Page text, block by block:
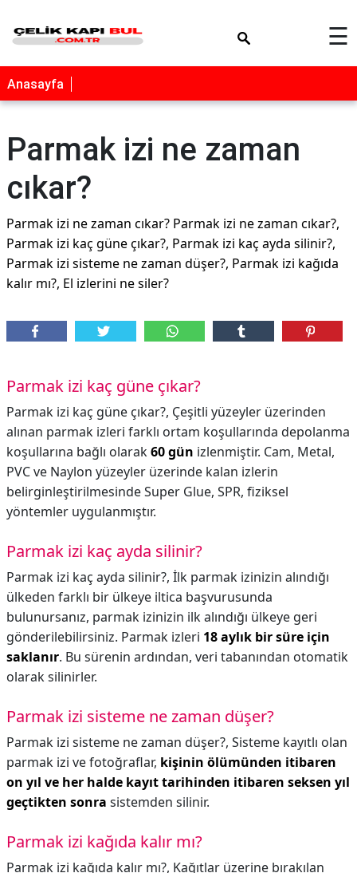
☰
Anasayfa
Parmak izi ne zaman
cıkar?
Parmak izi ne zaman cıkar? Parmak izi ne zaman cıkar?,
Parmak izi kaç güne çıkar?, Parmak izi kaç ayda silinir?,
Parmak izi sisteme ne zaman düşer?, Parmak izi kağıda
kalır mı?, El izlerini ne siler?
Parmak izi kaç güne çıkar?
Parmak izi kaç güne çıkar?, Çeşitli yüzeyler üzerinden
alınan parmak izleri farklı ortam koşullarında depolanma
koşullarına bağlı olarak60 gün izlenmiştir. Cam, Metal,
PVC ve Naylon yüzeyler üzerinde kalan izlerin
belirginleştirilmesinde Super Glue, SPR, fiziksel
yöntemler uygulanmıştır.
Parmak izi kaç ayda silinir?
Parmak izi kaç ayda silinir?, İlk parmak izinizin alındığı
ülkeden farklı bir ülkeye iltica başvurusunda
bulunursanız, parmak izinizin ilk alındığı ülkeye geri
gönderilebilirsiniz. Parmak izleri 18 aylık bir süre için
saklanır. Bu sürenin ardından, veri tabanından otomatik
olarak silinirler.
Parmak izi sisteme ne zaman düşer?
Parmak izi sisteme ne zaman düşer?, Sisteme kayıtlı olan
parmak izi ve fotoğraflar, kişinin ölümünden itibaren
on yıl ve her halde kayıt tarihinden itibaren seksen yıl
geçtikten sonra sistemden silinir.
Parmak izi kağıda kalır mı?
Parmak izi kağıda kalır mı?, Kağıtlar üzerine bırakılan